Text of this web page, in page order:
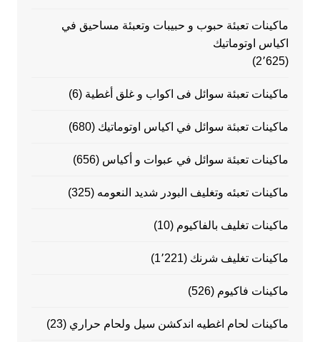
ماكينات تعبئة حبوب و حبيبات وتعبئة مساحيق في
اكياس اوتوماتيك
(2٬625)
ماكينات تعبئة سوائل فى اكواب و غلق أغطية (6)
ماكينات تعبئة سوائل في اكياس اوتوماتيك (680)
ماكينات تعبئة سوائل في عبوات و أكياس (656)
ماكينات تعبئه وتغليف البودر شديد النعومه (325)
ماكينات تغليف بالفاكيوم (10)
ماكينات تغليف شرنك (1٬221)
ماكينات فاكيوم (526)
ماكينات لحام اغطيه اندكشن سيل ولحام حراري (23)